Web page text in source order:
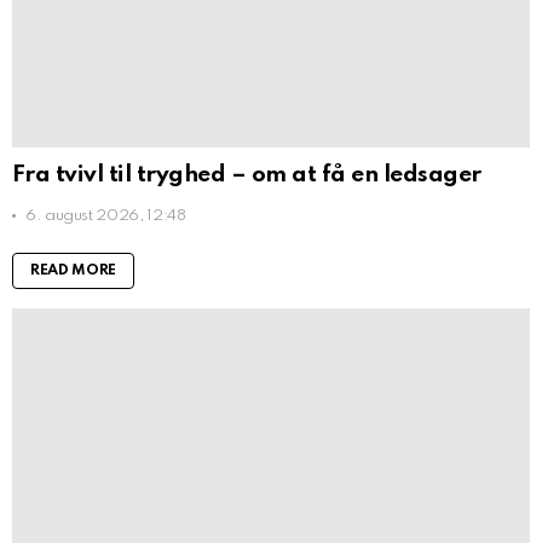
Fra tvivl til tryghed – om at få en ledsager
6. august 2026, 12:48
READ MORE